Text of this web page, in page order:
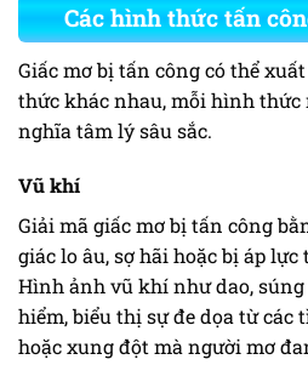
Các hình thức tấn
Giấc mơ bị tấn công có thể
thức khác nhau, mỗi hình thức
nghĩa tâm lý sâu sắc.
Vũ khí
Giải mã giấc mơ bị tấn công
giác lo âu, sợ hãi hoặc bị áp
Hình ảnh vũ khí như dao,
hiểm, biểu thị sự đe dọa từ
hoặc xung đột mà người mơ